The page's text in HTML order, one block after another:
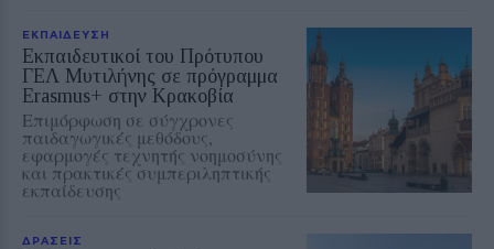
ΕΚΠΑΙΔΕΥΣΗ
Εκπαιδευτικοί του Πρότυπου
ΓΕΛ Μυτιλήνης σε πρόγραμμα
Erasmus+ στην Κρακοβία
Επιμόρφωση σε σύγχρονες
παιδαγωγικές μεθόδους,
εφαρμογές τεχνητής νοημοσύνης
και πρακτικές συμπεριληπτικής
εκπαίδευσης
ΔΡΑΣΕΙΣ